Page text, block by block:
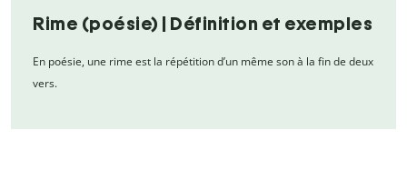
Rime (poésie) | Définition et exemples
En poésie, une rime est la répétition d’un même son à la fin de deux
vers.